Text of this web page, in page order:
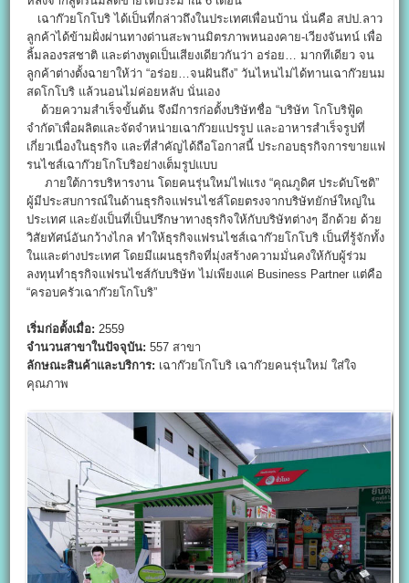
เฉาก๊วยโกโบริ ได้เป็นที่กล่าวถึงในประเทศเพื่อนบ้าน นั่นคือ สปป.ลาว
ลูกค้าได้ข้ามฝั่งผ่านทางด่านสะพานมิตรภาพหนองคาย-เวียงจันทน์ เพื่อ
ลิ้มลองรสชาติ และต่างพูดเป็นเสียงเดียวกันว่า อร่อย… มากทีเดียว จน
ลูกค้าต่างตั้งฉายาให้ว่า “อร่อย…จนฝันถึง” วันไหนไม่ได้ทานเฉาก๊วยนม
สดโกโบริ แล้วนอนไม่ค่อยหลับ นั่นเอง
ด้วยความสำเร็จขั้นต้น จึงมีการก่อตั้งบริษัทชื่อ “บริษัท โกโบริฟู้ด
จำกัด”เพื่อผลิตและจัดจำหน่ายเฉาก๊วยแปรรูป และอาหารสำเร็จรูปที่
เกี่ยวเนื่องในธุรกิจ และที่สำคัญได้ถือโอกาสนี้ ประกอบธุรกิจการขายแฟ
รนไชส์เฉาก๊วยโกโบริอย่างเต็มรูปแบบ
ภายใต้การบริหารงาน โดยคนรุ่นใหม่ไฟแรง “คุณภูดิศ ประดับโชติ”
ผู้มีประสบการณ์ในด้านธุรกิจแฟรนไชส์โดยตรงจากบริษัทยักษ์ใหญ่ใน
ประเทศ และยังเป็นที่เป็นปรึกษาทางธุรกิจให้กับบริษัทต่างๆ อีกด้วย ด้วย
วิสัยทัศน์อันกว้างไกล ทำให้ธุรกิจแฟรนไชส์เฉาก๊วยโกโบริ เป็นที่รู้จักทั้ง
ในและต่างประเทศ โดยมีแผนธุรกิจที่มุ่งสร้างความมั่นคงให้กับผู้ร่วม
ลงทุนทำธุรกิจแฟรนไชส์กับบริษัท ไม่เพียงแค่ Business Partner แต่คือ
“ครอบครัวเฉาก๊วยโกโบริ”
เริ่มก่อตั้งเมื่อ: 2559
จำนวนสาขาในปัจจุบัน: 557 สาขา
ลักษณะสินค้าและบริการ: เฉาก๊วยโกโบริ เฉาก๊วยคนรุ่นใหม่ ใส่ใจ
คุณภาพ